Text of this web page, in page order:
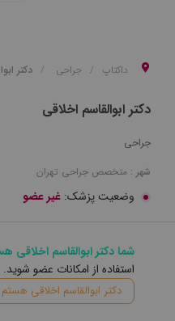
داکتاپ جراحی دکتر
دکتر ابوالقاسم اخلاقی
جراحی
شهر : متخصص جراحی تهران
وضعیت پزشک: غیر عضو
شما دکتر ابوالقاسم اخلاقی
استفاده از امکانات عضو شوید.
دکتر ابوالقاسم اخلاقی هستم